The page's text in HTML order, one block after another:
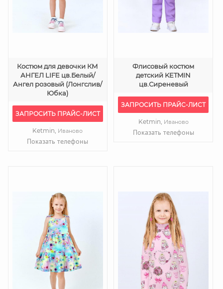
Костюм для девочки КМ
АНГЕЛ LIFE цв.Белый/
Ангел розовый (Лонгслив/
Юбка)
ЗАПРОСИТЬ ПРАЙС-ЛИСТ
Ketmin, Иваново
Показать телефоны
Флисовый костюм
детский KETMIN
цв.Сиреневый
ЗАПРОСИТЬ ПРАЙС-ЛИСТ
Ketmin, Иваново
Показать телефоны